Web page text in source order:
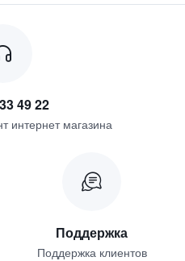
49 22
интернет магазина
Поддержка
Поддержка клиентов